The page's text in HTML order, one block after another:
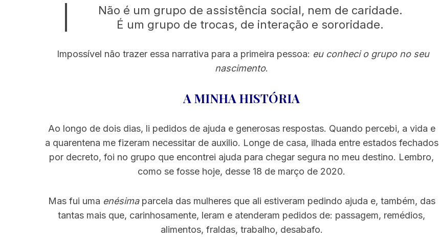
Não é um grupo de assistência social, nem de caridade.
É um grupo de trocas, de interação e sororidade.
Impossível não trazer essa narrativa para a primeira pessoa: eu conheci o grupo no seu
nascimento.
A MINHA HISTÓRIA
Ao longo de dois dias, li pedidos de ajuda e generosas respostas. Quando percebi, a vida e
a quarentena me fizeram necessitar de auxilio. Longe de casa, ilhada entre estados fechados
por decreto, foi no grupo que encontrei ajuda para chegar segura no meu destino. Lembro,
como se fosse hoje, desse 18 de março de 2020.
Mas fui uma enésimaparcela das mulheres que ali estiveram pedindo ajuda e, também, das
tantas mais que, carinhosamente, leram e atenderam pedidos de: passagem, remédios,
alimentos, fraldas, trabalho, desabafo.
o
r